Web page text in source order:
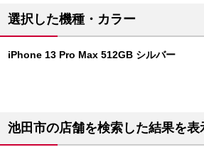
選択した機種・カラー
iPhone 13 Pro Max 512GB シルバー
池田市の店舗を検索した結果を表